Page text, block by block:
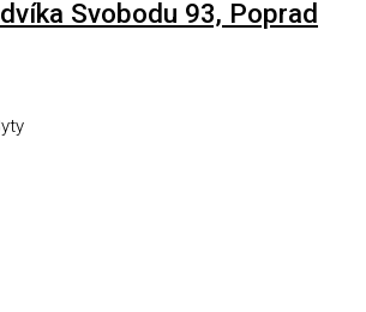
Svobodu 93, Poprad